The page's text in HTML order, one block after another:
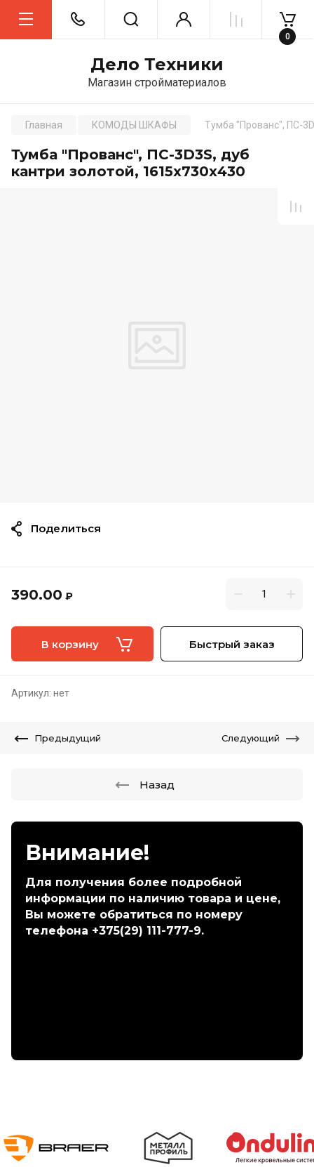
Дело Техники
Магазин стройматериалов
0
Внимание!
Для получения более подробной
информации по наличию товара и цене,
Вы можете обратиться по номеру
телефона +375(29) 111-777-9.
Главная КОМОДЫ ШКАФЫ Тумба "Прованс", ПС-
Тумба "Прованс", ПС-3D3S, дуб
кантри золотой, 1615х730х430
390.00 ₽
В корзину Быстрый заказ
Артикул: нет
Поделиться
Предыдущий Следующий
Назад